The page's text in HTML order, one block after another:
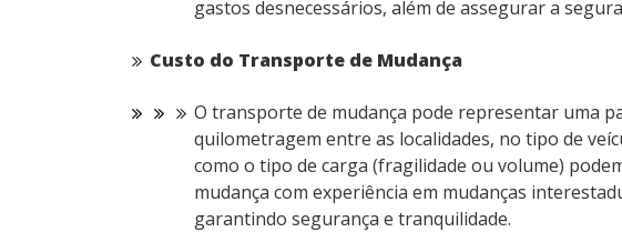
gastos desnecessários, além de assegurar a
Custo do Transporte de Mudança
O transporte de mudança pode representar uma
quilometragem entre as localidades, no tipo de
como o tipo de carga (fragilidade ou volume)
mudança com experiência em mudanças
garantindo segurança e tranquilidade.